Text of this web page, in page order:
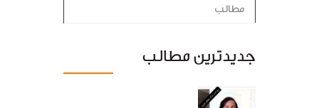
مطالب
جدیدترین مطالب